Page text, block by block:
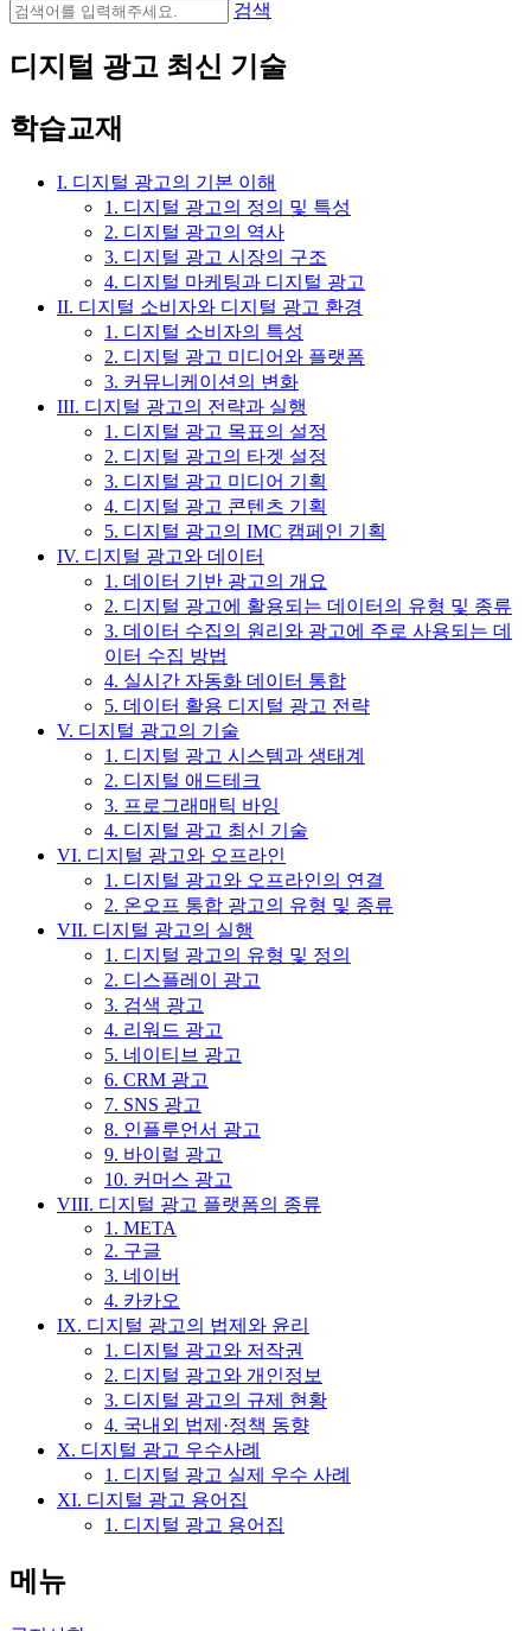
검색
디지털 광고 최신 기술
학습교재
I. 디지털 광고의 기본 이해
1. 디지털 광고의 정의 및 특성
2. 디지털 광고의 역사
3. 디지털 광고 시장의 구조
4. 디지털 마케팅과 디지털 광고
II. 디지털 소비자와 디지털 광고 환경
1. 디지털 소비자의 특성
2. 디지털 광고 미디어와 플랫폼
3. 커뮤니케이션의 변화
III. 디지털 광고의 전략과 실행
1. 디지털 광고 목표의 설정
2. 디지털 광고의 타겟 설정
3. 디지털 광고 미디어 기획
4. 디지털 광고 콘텐츠 기획
5. 디지털 광고의 IMC 캠페인 기획
IV. 디지털 광고와 데이터
1. 데이터 기반 광고의 개요
2. 디지털 광고에 활용되는 데이터의 유형 및 종류
3. 데이터 수집의 원리와 광고에 주로 사용되는 데
이터 수집 방법
4. 실시간 자동화 데이터 통합
5. 데이터 활용 디지털 광고 전략
V. 디지털 광고의 기술
1. 디지털 광고 시스템과 생태계
2. 디지털 애드테크
3. 프로그래매틱 바잉
4. 디지털 광고 최신 기술
VI. 디지털 광고와 오프라인
1. 디지털 광고와 오프라인의 연결
2. 온오프 통합 광고의 유형 및 종류
VII. 디지털 광고의 실행
1. 디지털 광고의 유형 및 정의
2. 디스플레이 광고
3. 검색 광고
4. 리워드 광고
5. 네이티브 광고
6. CRM 광고
7. SNS 광고
8. 인플루언서 광고
9. 바이럴 광고
10. 커머스 광고
VIII. 디지털 광고 플랫폼의 종류
1. META
2. 구글
3. 네이버
4. 카카오
IX. 디지털 광고의 법제와 윤리
1. 디지털 광고와 저작권
2. 디지털 광고와 개인정보
3. 디지털 광고의 규제 현황
4. 국내외 법제·정책 동향
X. 디지털 광고 우수사례
1. 디지털 광고 실제 우수 사례
XI. 디지털 광고 용어집
1. 디지털 광고 용어집
메뉴